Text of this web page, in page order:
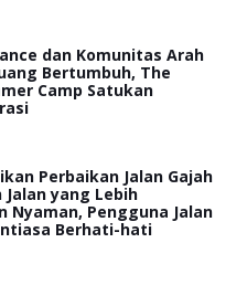
dan Komunitas Arah
Bertumbuh, The
Camp Satukan
Perbaikan Jalan Gajah
yang Lebih
Nyaman, Pengguna Jalan
Berhati-hati